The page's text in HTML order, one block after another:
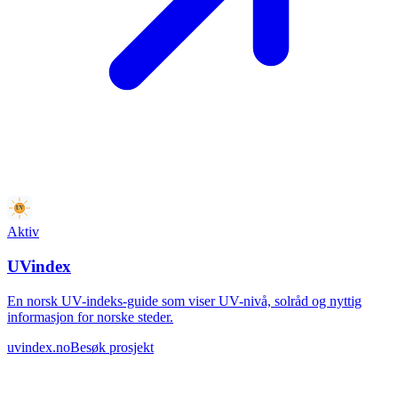
Aktiv
UVindex
En norsk UV-indeks-guide som viser UV-nivå, solråd og nyttig
informasjon for norske steder.
uvindex.noBesøk prosjekt